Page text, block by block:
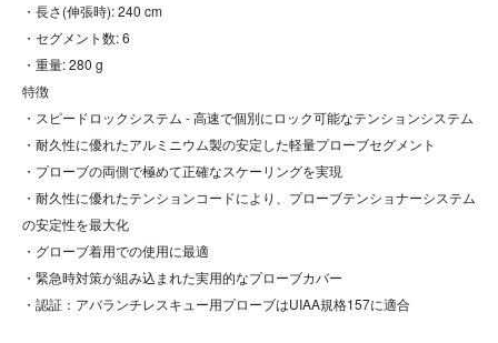
・長さ(伸張時): 240 cm
・セグメント数: 6
・重量: 280 g
特徴
・スピードロックシステム - 高速で個別にロック可能なテンションシステム
・耐久性に優れたアルミニウム製の安定した軽量プローブセグメント
・プローブの両側で極めて正確なスケーリングを実現
・耐久性に優れたテンションコードにより、プローブテンショナーシステム
の安定性を最大化
・グローブ着用での使用に最適
・緊急時対策が組み込まれた実用的なプローブカバー
・認証：アバランチレスキュー用プローブはUIAA規格157に適合